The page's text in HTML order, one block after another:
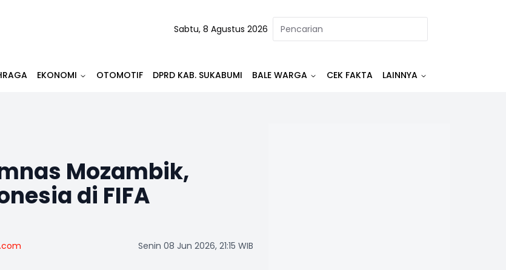
Sabtu, 8 Agustus 2026
EKONOMI OTOMOTIF DPRD KAB. SUKABUMI BALE WARGA CEK FAKTA LAINNYA
Mozambik,
di FIFA
Senin 08 Jun 2026, 21:15 WIB